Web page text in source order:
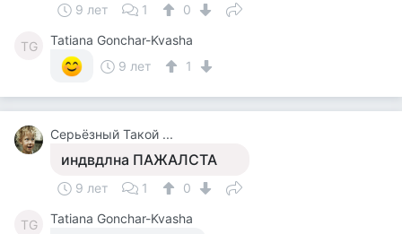
9 лет 1 0
TG
Tatiana Gonchar-Kvasha
9 лет
1
Серьёзный Такой ...
индвдлна ПАЖАЛСТА
9 лет 1 0
TG Tatiana Gonchar-Kvasha